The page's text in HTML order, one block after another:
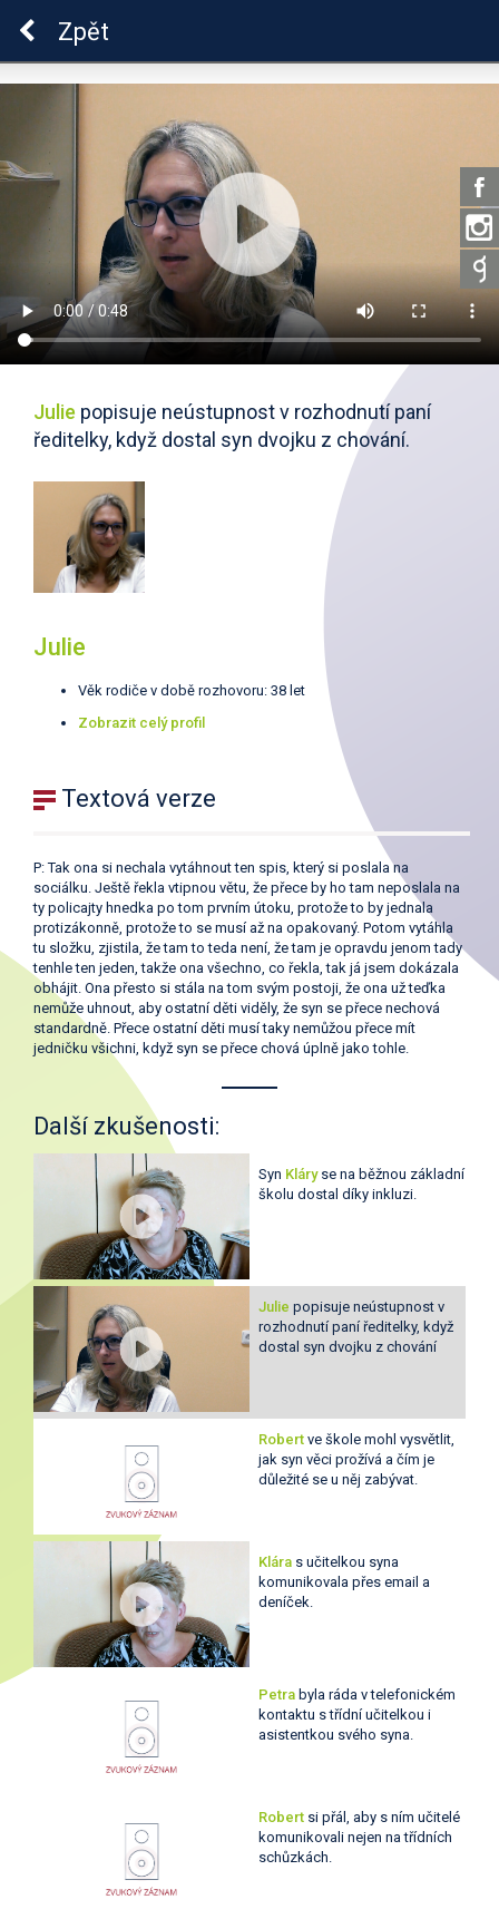
Zpět
Julie popisuje neústupnost v rozhodnutí paní
ředitelky, když dostal syn dvojku z chování.
Julie
Věk rodiče v době rozhovoru: 38 let
Zobrazit celý profil
Textová verze
P: Tak ona si nechala vytáhnout ten spis, který si poslala na
sociálku. Ještě řekla vtipnou větu, že přece by ho tam neposlala na
ty policajty hnedka po tom prvním útoku, protože to by jednala
protizákonně, protože to se musí až na opakovaný. Potom vytáhla
tu složku, zjistila, že tam to teda není, že tam je opravdu jenom tady
tenhle ten jeden, takže ona všechno, co řekla, tak já jsem dokázala
obhájit. Ona přesto si stála na tom svým postoji, že ona už teďka
nemůže uhnout, aby ostatní děti viděly, že syn se přece nechová
standardně. Přece ostatní děti musí taky nemůžou přece mít
jedničku všichni, když syn se přece chová úplně jako tohle.
Další zkušenosti:
Syn Kláryse na běžnou základní
školu dostal díky inkluzi.
Julie popisuje neústupnost v
rozhodnutí paní ředitelky, když
dostal syn dvojku z chování
Robert ve škole mohl vysvětlit,
jak syn věci prožívá a čím je
důležité se u něj zabývat.
Klára s učitelkou syna
komunikovala přes email a
deníček.
Petra byla ráda v telefonickém
kontaktu s třídní učitelkou i
asistentkou svého syna.
Robert si přál, aby s ním učitelé
komunikovali nejen na třídních
schůzkách.